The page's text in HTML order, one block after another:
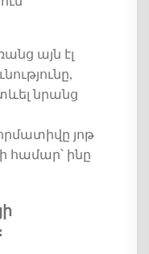
այն էլ
նրանց
յոթ
համար՝ ինը